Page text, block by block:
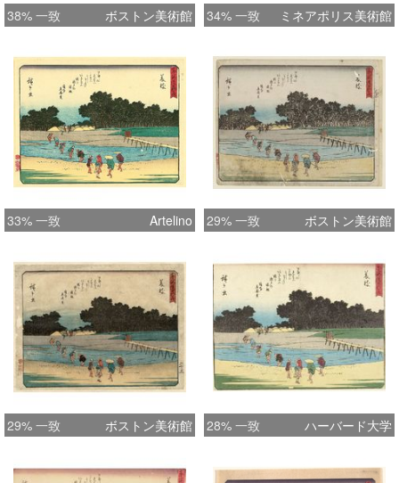
38% 一致 ボストン美術館 34% 一致 ミネアポリス美術館
33% 一致 Artelino 29% 一致 ボストン美術館
29% 一致 ボストン美術館 28% 一致 ハーバード大学